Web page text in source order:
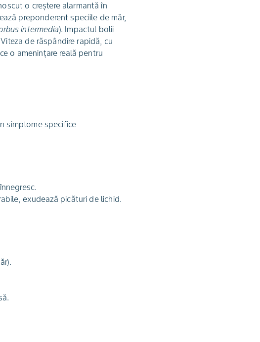
o creștere alarmantă în
preponderent speciile de măr,
intermedia). Impactul bolii
de răspândire rapidă, cu
o amenințare reală pentru
simptome specifice
exudează picături de lichid.